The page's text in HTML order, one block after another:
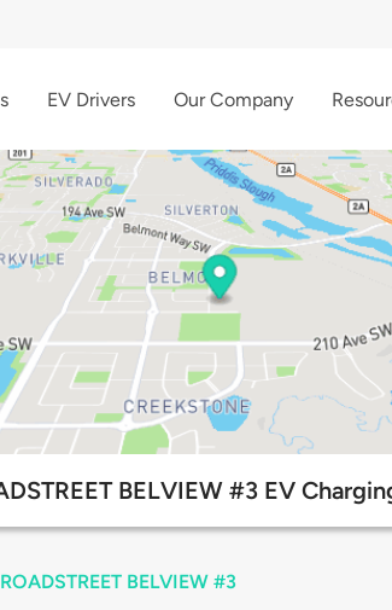
EV Drivers Our Company
BELVIEW #3 EV
BELVIEW #3